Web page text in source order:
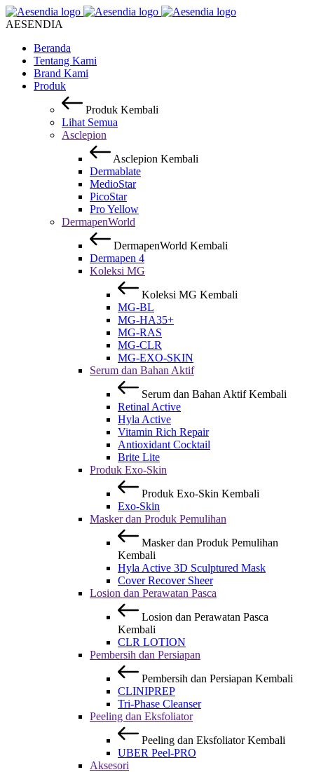
AESENDIA
Beranda
Tentang Kami
Brand Kami
Produk
Produk Kembali
Lihat Semua
Asclepion
Asclepion Kembali
Dermablate
MedioStar
PicoStar
Pro Yellow
DermapenWorld
DermapenWorld Kembali
Dermapen 4
Koleksi MG
Koleksi MG Kembali
MG-BL
MG-HA35+
MG-RAS
MG-CLR
MG-EXO-SKIN
Serum dan Bahan Aktif
Serum dan Bahan Aktif Kembali
Retinal Active
Hyla Active
Vitamin Rich Repair
Antioxidant Cocktail
Brite Lite
Produk Exo-Skin
Produk Exo-Skin Kembali
Exo-Skin
Masker dan Produk Pemulihan
Masker dan Produk Pemulihan
Kembali
Hyla Active 3D Sculptured Mask
Cover Recover Sheer
Losion dan Perawatan Pasca
Losion dan Perawatan Pasca
Kembali
CLR LOTION
Pembersih dan Persiapan
Pembersih dan Persiapan Kembali
CLINIPREP
Tri-Phase Cleanser
Peeling dan Eksfoliator
Peeling dan Eksfoliator Kembali
UBER Peel-PRO
Aksesori